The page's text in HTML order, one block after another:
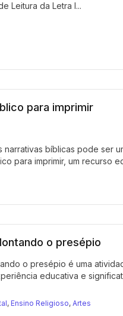
Leitura da Letra I...
para imprimir
narrativas bíblicas pode ser
para imprimir, um recurso
o presépio
o presépio é uma
educativa e
, Ensino Religioso, Artes